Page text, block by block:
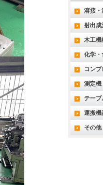
溶接・
射出成
木工機
化学・
コン
測定機
テーブ
運搬機
その他